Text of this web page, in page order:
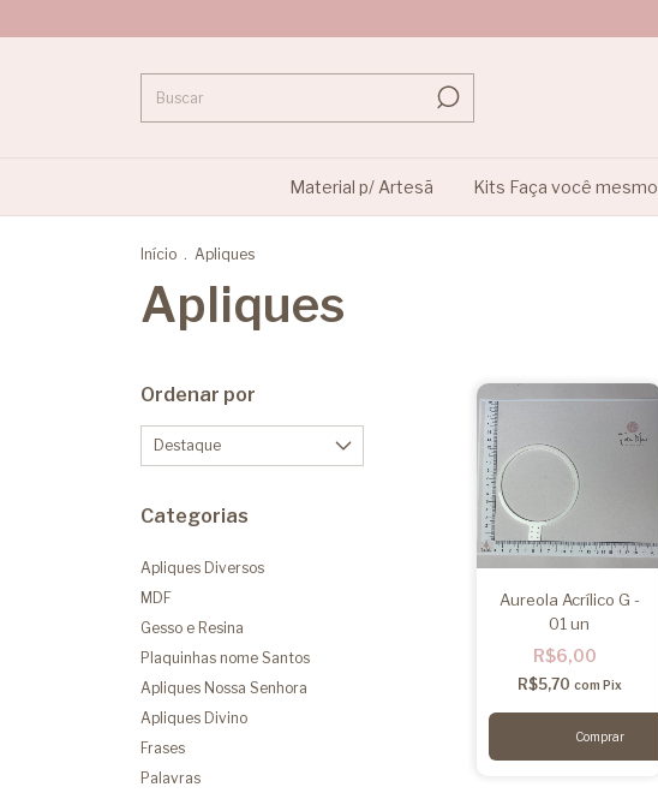
Material p/ Artesã Kits Faça você mesmo
Início . Apliques
Apliques
Ordenar por
Categorias
Apliques Diversos
MDF
Gesso e Resina
Plaquinhas nome Santos
Apliques Nossa Senhora
Apliques Divino
Frases
Palavras
Aureola Acrílico G -
01 un
R$6,00
R$5,70 com Pix